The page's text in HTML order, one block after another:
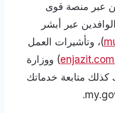
عبر منصة قوى
عبر أبشر
)، وتأشيرات العمل
) ووزارة
كذلك متابعة خدماتك